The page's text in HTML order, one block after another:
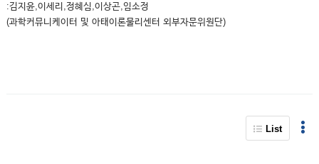
:김지윤,이세리,정혜심,이상곤,임소정
(과학커뮤니케이터 및 아태이론물리센터 외부자문위원단)
List